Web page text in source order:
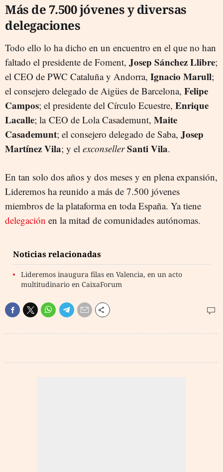
Más de 7.500 jóvenes y diversas
delegaciones
Todo ello lo ha dicho en un encuentro en el que no han
faltado el presidente de Foment, Josep Sánchez Llibre;
el CEO de PWC Cataluña y Andorra, Ignacio Marull;
el consejero delegado de Aigües de Barcelona, Felipe
Campos; el presidente del Círculo Ecuestre, Enrique
Lacalle; la CEO de Lola Casademunt, Maite
Casademunt; el consejero delegado de Saba, Josep
Martínez Vila; y el exconseller Santi Vila.
En tan solo dos años y dos meses y en plena expansión,
Lideremos ha reunido a más de 7.500 jóvenes
miembros de la plataforma en toda España. Ya tiene
delegación en la mitad de comunidades autónomas.
Noticias relacionadas
Lideremos inaugura filas en Valencia, en un acto
multitudinario en CaixaForum